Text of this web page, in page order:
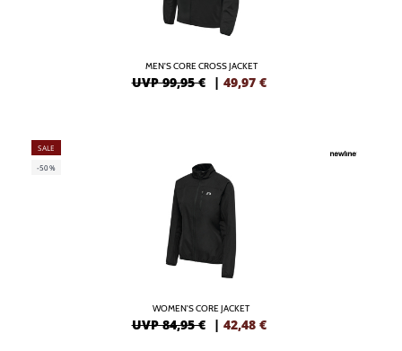
MEN'S CORE CROSS JACKET
UVP 99,95 € | 49,97 €
SALE
-50%
WOMEN'S CORE JACKET
UVP 84,95 € | 42,48 €